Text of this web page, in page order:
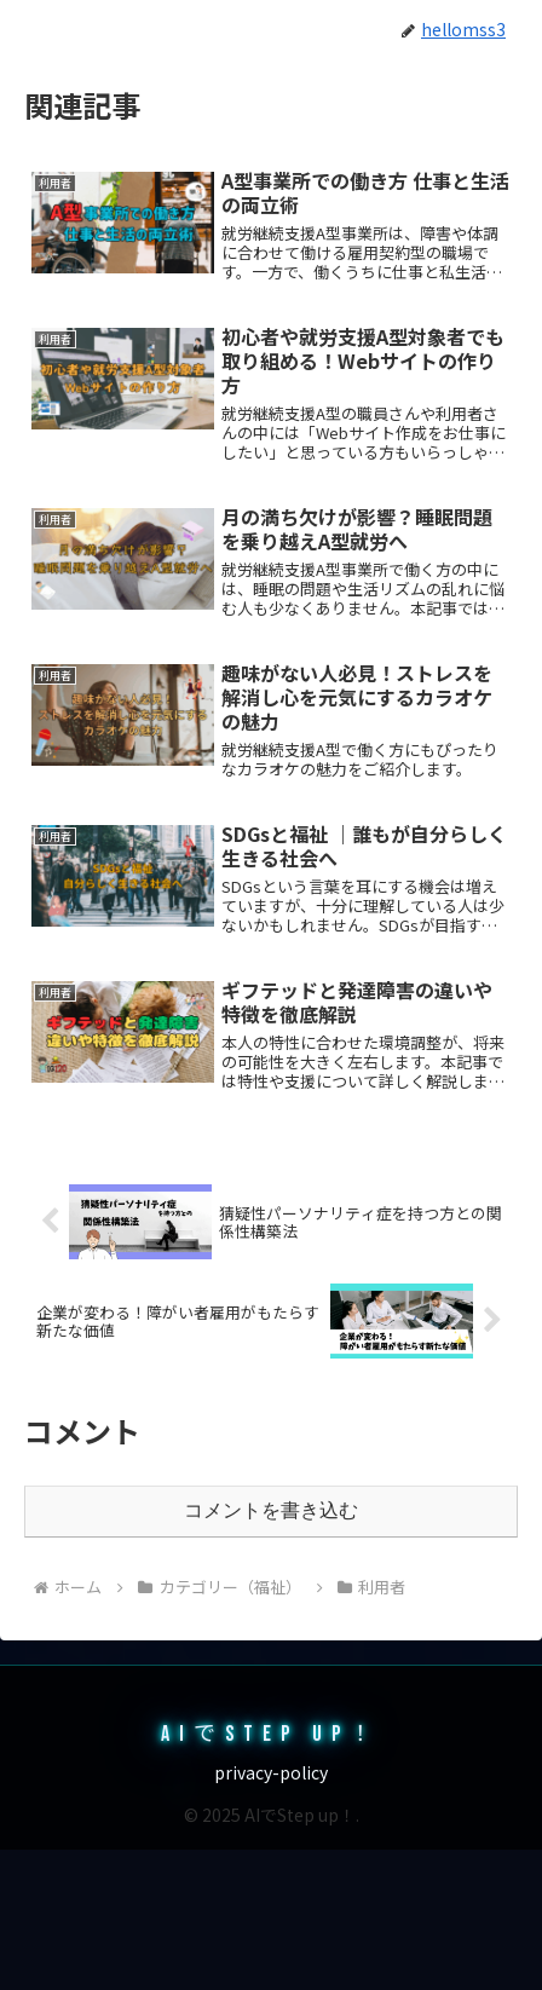
hellomss3
関連記事
利用者
A型事業所での働き方 仕事と生活
の両立術
就労継続支援A型事業所は、障害や体調
に合わせて働ける雇用契約型の職場で
す。一方で、働くうちに仕事と私生活の
くためのワークライフバランスの整え方
を紹介します。
利用者
初心者や就労支援A型対象者でも
取り組める！Webサイトの作り
方
就労継続支援A型の職員さんや利用者さ
んの中には「Webサイト作成をお仕事に
したい」と思っている方もいらっしゃる
で解説します。
利用者
月の満ち欠けが影響？睡眠問題
を乗り越えA型就労へ
就労継続支援A型事業所で働く方の中に
は、睡眠の問題や生活リズムの乱れに悩
む人も少なくありません。本記事では、
きる具体的な生活リズム改善の方法を紹
介します。
利用者
趣味がない人必見！ストレスを
解消し心を元気にするカラオケ
の魅力
就労継続支援A型で働く方にもぴったり
なカラオケの魅力をご紹介します。
利用者
SDGsと福祉 ｜誰もが自分らしく
生きる社会へ
SDGsという言葉を耳にする機会は増え
ていますが、十分に理解している人は少
ないかもしれません。SDGsが目指す
について私たちができることを考えてい
きます。
利用者
ギフテッドと発達障害の違いや
特徴を徹底解説
本人の特性に合わせた環境調整が、将来
の可能性を大きく左右します。本記事で
は特性や支援について詳しく解説しま
猜疑性パーソナリティ症を持つ方との関
係性構築法
企業が変わる！障がい者雇用がもたらす
新たな価値
コメント
コメントを書き込む
ホーム カテゴリー（福祉） 利用者
AIでSTEP UP！
privacy-policy
© 2025 AIでStep up！.